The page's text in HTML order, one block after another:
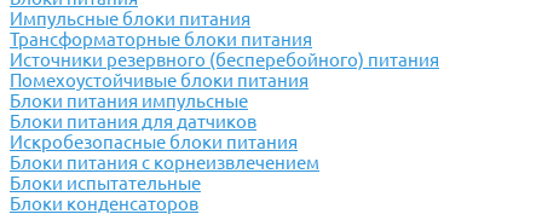
Импульсные блоки питания
Трансформаторные блоки питания
Источники резервного (бесперебойного) питания
Помехоустойчивые блоки питания
Блоки питания импульсные
Блоки питания для датчиков
Искробезопасные блоки питания
Блоки питания с корнеизвлечением
Блоки испытательные
Блоки конденсаторов